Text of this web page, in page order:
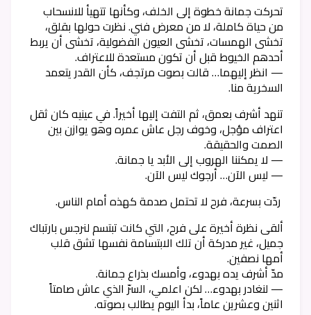
تحركت جمانة خطوة إلى الخلف، وكأنها تتهيأ للانسحاب
من حياة كاملة، لا من معرض فني. نظرت حولها بقلق،
تخشى الهمسات، تخشى العيون الفضولية، تخشى أن يربط
أحدهم الخيوط قبل أن تكون مستعدة للاعتراف.
— انظر إليهما… قالت بصوت مرتجف، كأن القدر يتعمد
السخرية منا.
تنهد أشرف بعمق، ثم التفت إليها أخيراً. في عينيه كان ثقل
اعتراف مؤجل، وخوف رجل عاش عمره وهو يوازن بين
الصمت والحقيقة.
— لا يمكننا الهروب إلى الأبد يا جمانة.
— ليس الآن… أرجوك ليس الآن.
ردّت بسرعة، فرح لا تحتمل صدمة كهذه أمام الناس.
ألقى نظرة أخيرة على فرح، التي كانت تبتسم لنرجس بارتباك
جميل، غير مدركة أن تلك الابتسامة نفسها تشق قلب
أمها نصفين.
مدّ أشرف يده بهدوء، وأمسك بذراع جمانة.
— لنغادر بهدوء… لكن اعلمي، السرّ الذي عاش صامتاً
اثنين وعشرين عاماً، بدأ اليوم يطالب بصوته.